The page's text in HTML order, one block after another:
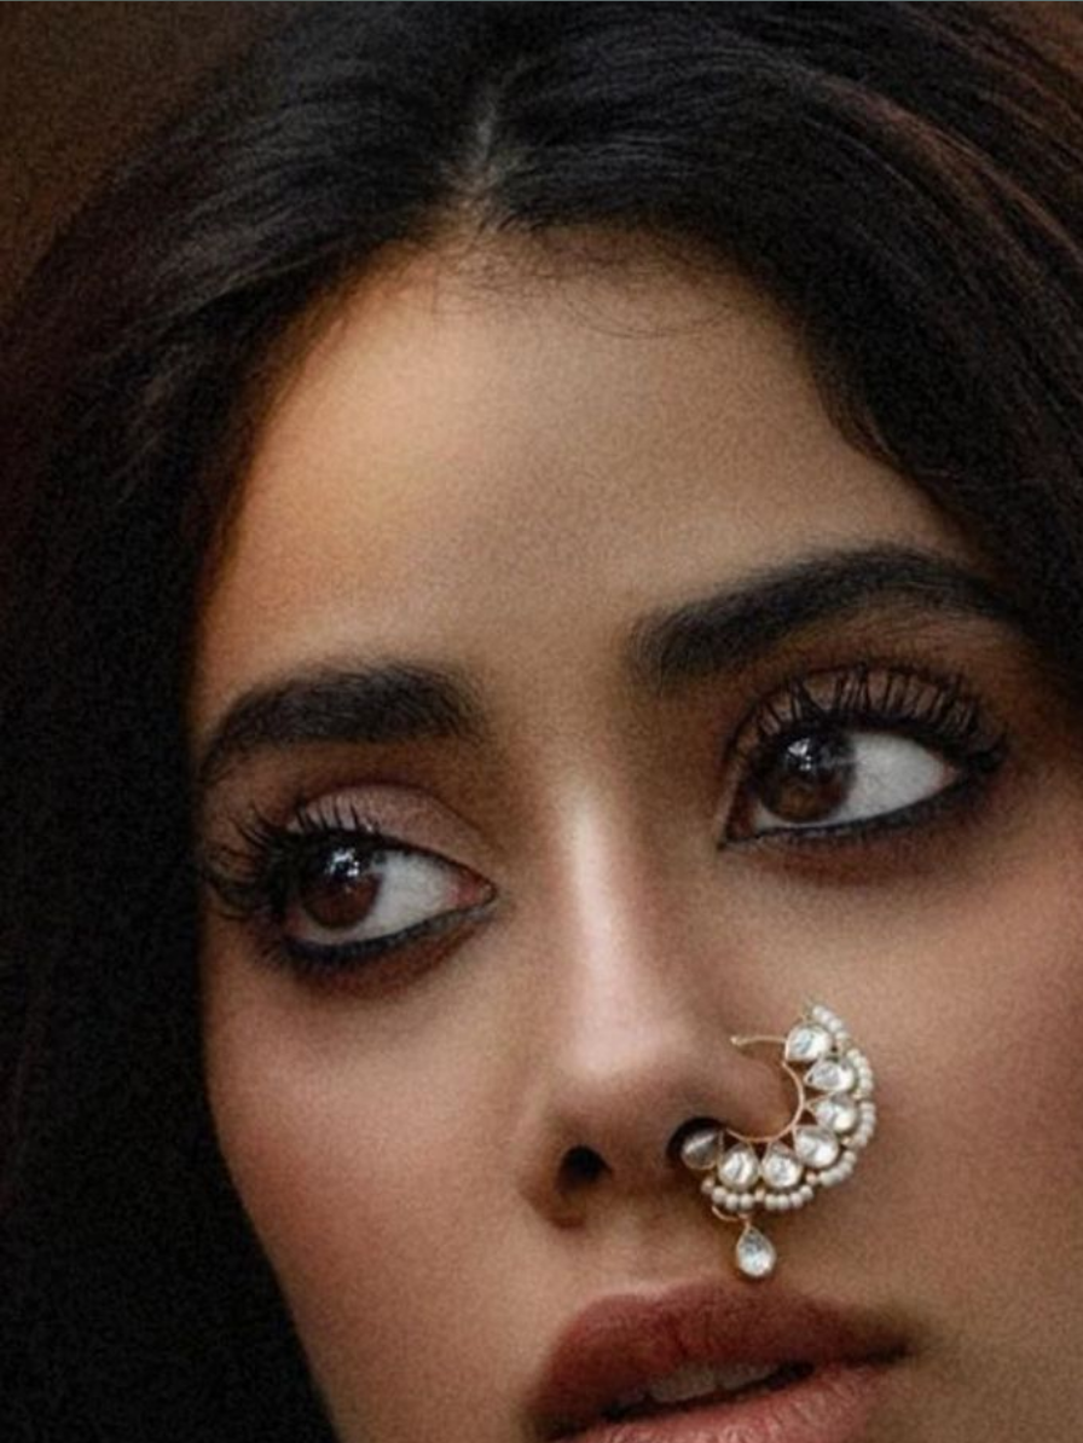
Web Story
जान्हवी कपूर इन
सुर्खियों में बनी हुई
image credit: Google